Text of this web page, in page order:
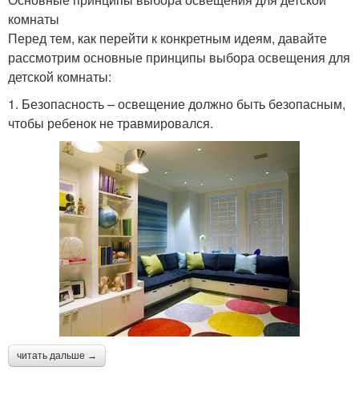
комнаты
Перед тем, как перейти к конкретным идеям, давайте
рассмотрим основные принципы выбора освещения для
детской комнаты:
1. Безопасность – освещение должно быть безопасным,
чтобы ребенок не травмировался.
читать дальше →